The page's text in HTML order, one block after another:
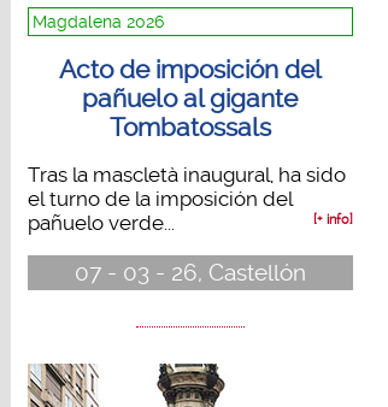
Magdalena 2026
Acto de imposición del
pañuelo al gigante
Tombatossals
Tras la mascletà inaugural, ha sido
el turno de la imposición del
pañuelo verde...
[+ info]
07 - 03 - 26, Castellón